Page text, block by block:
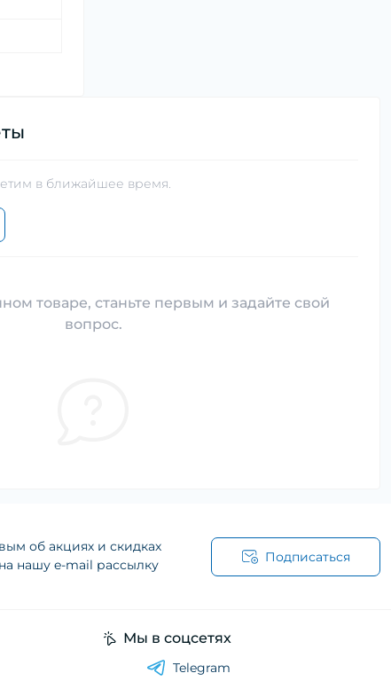
в ближайшее время.
товаре, станьте первым и задайте свой
вопрос.
об акциях и скидках
нашу e-mail рассылку
Подписаться
Мы в соцсетях
Telegram